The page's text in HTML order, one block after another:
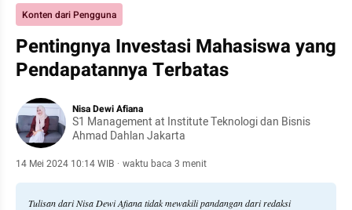
Konten dari Pengguna
Pentingnya Investasi Mahasiswa yang
Pendapatannya Terbatas
Nisa Dewi Afiana
S1 Management at Institute Teknologi dan Bisnis
Ahmad Dahlan Jakarta
14 Mei 2024 10:14 WIB · waktu baca 3 menit
Tulisan dari Nisa Dewi Afiana tidak mewakili pandangan dari redaksi